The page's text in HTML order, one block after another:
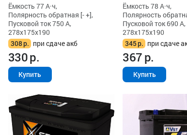
Ёмкость 77 А·ч,
Полярность обратная [- +],
Пусковой ток 750 А,
278x175x190
308р. при сдаче акб
330р.
Купить
Ёмкость 78 А·ч,
Полярность
Пусковой ток 690 А,
278x175x190
345р. при сдаче
367р.
Купить